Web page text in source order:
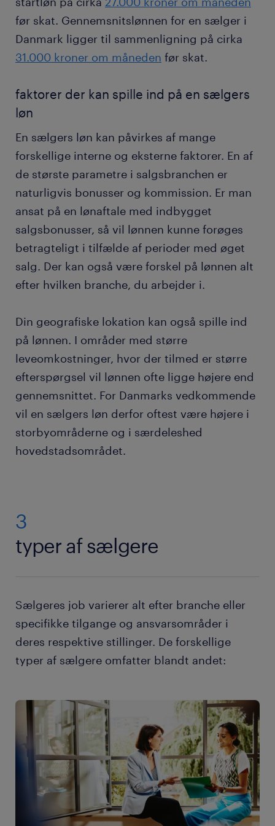
før skat. Gennemsnitslønnen for en sælger i
Danmark ligger til sammenligning på cirka
31.000 kroner om måneden før skat.
faktorer der kan spille ind på en sælgers
løn
En sælgers løn kan påvirkes af mange
forskellige interne og eksterne faktorer. En af
de største parametre i salgsbranchen er
naturligvis bonusser og kommission. Er man
ansat på en lønaftale med indbygget
salgsbonusser, så vil lønnen kunne forøges
betragteligt i tilfælde af perioder med øget
salg. Der kan også være forskel på lønnen alt
efter hvilken branche, du arbejder i.
Din geografiske lokation kan også spille ind
på lønnen. I områder med større
leveomkostninger, hvor der tilmed er større
efterspørgsel vil lønnen ofte ligge højere end
gennemsnittet. For Danmarks vedkommende
vil en sælgers løn derfor oftest være højere i
storbyområderne og i særdeleshed
hovedstadsområdet.
3
typer af sælgere
Sælgeres job varierer alt efter branche eller
specifikke tilgange og ansvarsområder i
deres respektive stillinger. De forskellige
typer af sælgere omfatter blandt andet: